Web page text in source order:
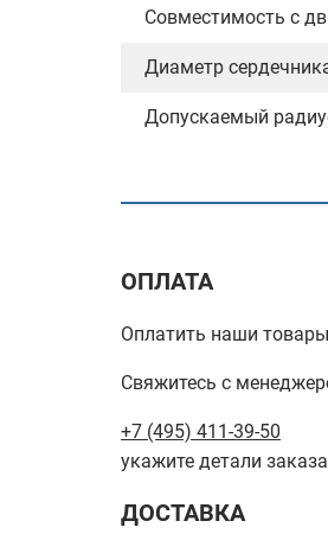
Совместимость с
Диаметр
Допускаемый
ОПЛАТА
Оплатить наши
Свяжитесь с
+7 (495) 411-39-50
укажите детали
ДОСТАВКА